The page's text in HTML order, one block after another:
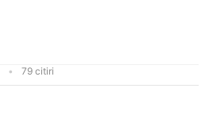
79 citiri